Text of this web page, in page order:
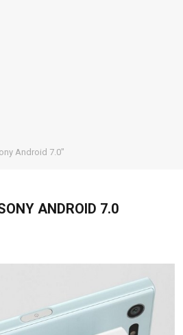
Android 7.0"
ANDROID 7.0